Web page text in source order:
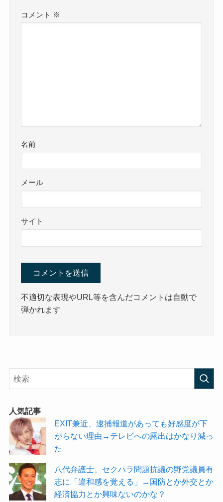
コメント ※
名前
メール
サイト
不適切な表現やURL等を含んだコメントは自動で
弾かれます
人気記事
EXIT兼近、逮捕報道があっても好感度が下
がらない理由→テレビへの露出はかなり減っ
た
八代弁護士、セクハラ問題抗議の野党議員有
志に「違和感を覚える」→国防とか外交とか
経済協力とか興味ないのかな？